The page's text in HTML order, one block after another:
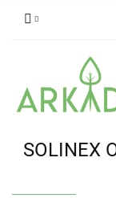
SOLINEX